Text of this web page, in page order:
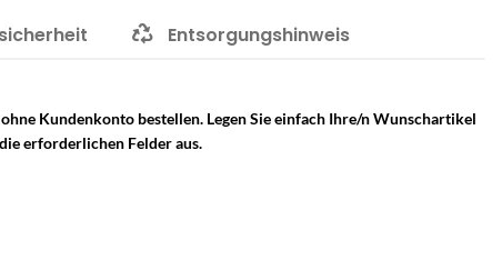
Entsorgungshinweis
Kundenkonto bestellen. Legen Sie einfach Ihre/n Wunschartikel
erforderlichen Felder aus.